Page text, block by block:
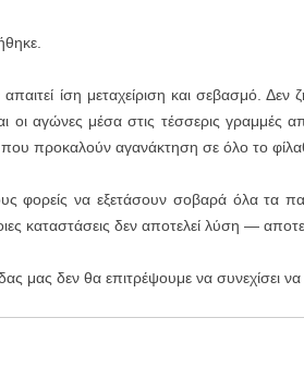
ίση μεταχείριση και σεβασμό. Δεν
οι αγώνες μέσα στις τέσσερις γραμμές
προκαλούν αγανάκτηση σε όλο το
φορείς να εξετάσουν σοβαρά όλα τα
καταστάσεις δεν αποτελεί λύση —
μας δεν θα επιτρέψουμε να συνεχίσει να